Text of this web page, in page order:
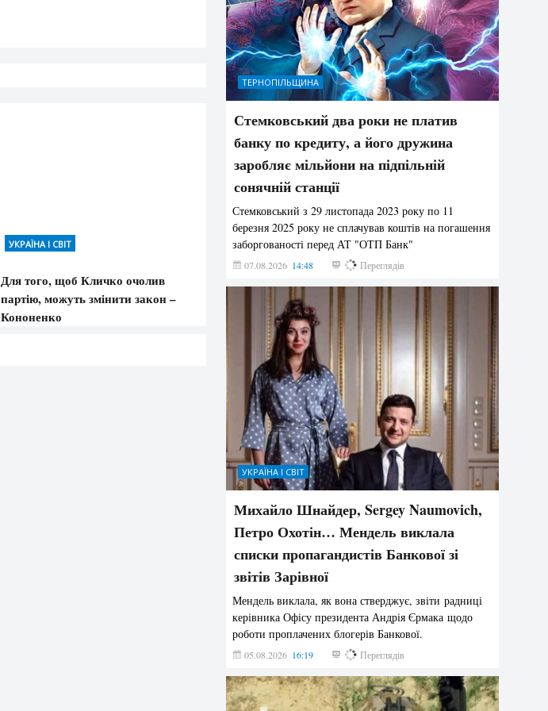
УКРАЇНА І СВІТ
Для того, щоб Кличко очолив
партію, можуть змінити закон –
Кононенко
ТЕРНОПІЛЬЩИНА
Стемковський два роки не платив
банку по кредиту, а його дружина
заробляє мільйони на підпільній
сонячній станції
Стемковський з 29 листопада 2023 року по 11
березня 2025 року не сплачував коштів на погашення
заборгованості перед АТ "ОТП Банк"
07.08.2026 14:48 309 Переглядів
УКРАЇНА І СВІТ
Михайло Шнайдер, Sergey Naumovich,
Петро Охотін… Мендель виклала
списки пропагандистів Банкової зі
звітів Зарівної
Мендель виклала, як вона стверджує, звіти радниці
керівника Офісу президента Андрія Єрмака щодо
роботи проплачених блогерів Банкової.
05.08.2026 16:19 222 Переглядів